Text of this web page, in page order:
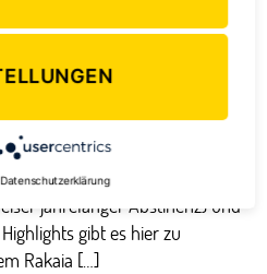
Bär steppt – dachte ich
zu erleben, wenn man sich
Sommer-Sportarten gilt es
jahrelanger Abstinenz) und
gibt es hier zu
Rakaia […]
Datenschutzerklärung